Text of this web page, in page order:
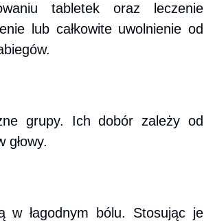
tabletek oraz leczenie
lub całkowite uwolnienie od
grupy. Ich dobór zależy od
głowy.
w łagodnym bólu. Stosując je